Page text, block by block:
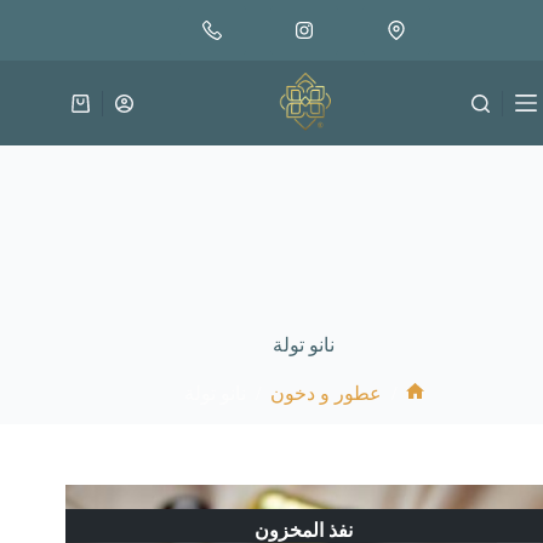
عربة
نانو تولة
عطور و دخون
نفذ المخزون